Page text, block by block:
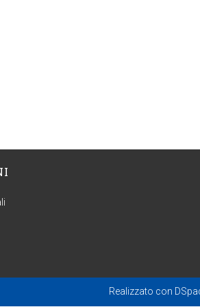
Realizzato con